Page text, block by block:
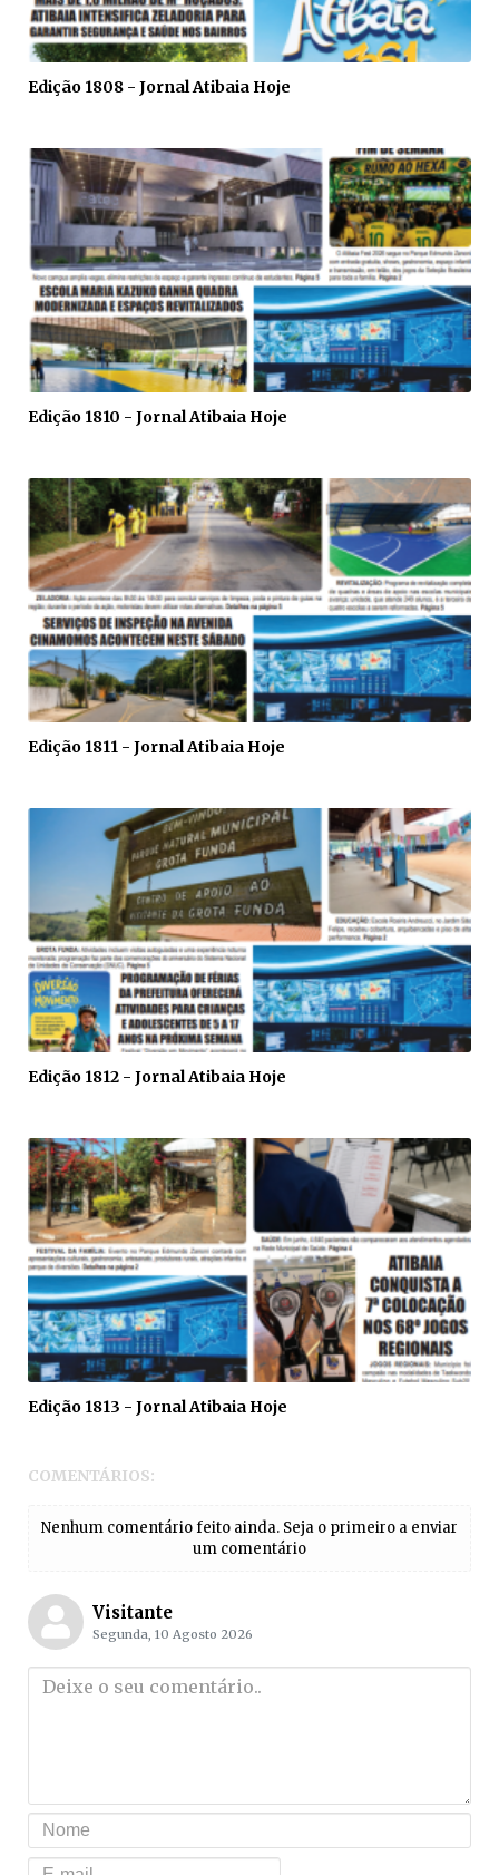
Edição 1808 - Jornal Atibaia Hoje
Edição 1810 - Jornal Atibaia Hoje
Edição 1811 - Jornal Atibaia Hoje
Edição 1812 - Jornal Atibaia Hoje
Edição 1813 - Jornal Atibaia Hoje
COMENTÁRIOS:
Nenhum comentário feito ainda. Seja o primeiro a enviar
um comentário
Visitante
Segunda, 10 Agosto 2026